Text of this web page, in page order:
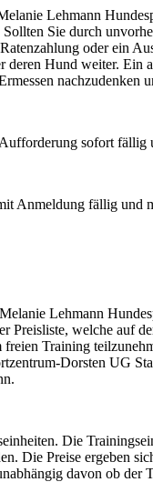
Lehmann
Sie durch
oder ein
Hund weiter.
nachzudenken
sofort fällig
Anmeldung fällig
Lehmann
welche auf
Training
Dorsten UG
Die
Die Preise ergeben
davon ob